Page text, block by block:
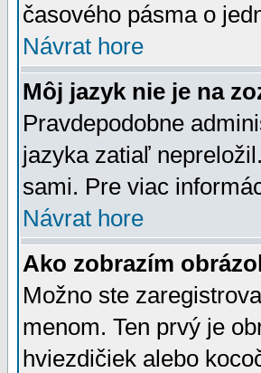
časového pásma o
Návrat hore
Môj jazyk nie je na
Pravdepodobne
jazyka zatiaľ
sami. Pre viac
Návrat hore
Ako zobrazím
Možno ste
menom. Ten prvý je
hviezdičiek alebo